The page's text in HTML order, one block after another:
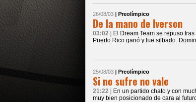
26/08/03 | Preolímpico
De la mano de Iverson
03:02
| El Dream Team se repuso
Puerto Rico ganó y fue silbado.
25/08/03 | Preolímpico
Si no sufre no vale
21:22
| En un partido chato y con
muy bien posicionado de cara al